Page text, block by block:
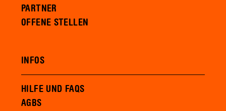
PARTNER
OFFENE STELLEN
INFOS
HILFE UND FAQS
AGBS